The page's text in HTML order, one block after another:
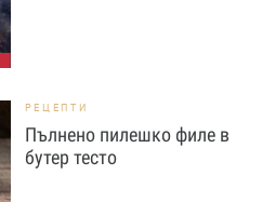
РЕЦЕПТИ
Пълнено пилешко филе в
бутер тесто